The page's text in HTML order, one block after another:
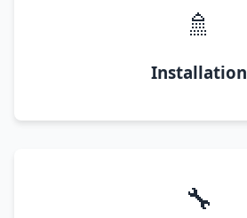
🚿
Installation
🔧